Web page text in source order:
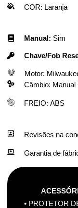
COR: Laranja
Manual: Sim
Chave/Fob
Motor:
Câmbio: Manual
FREIO: ABS
Revisões na
Garantia de
• PROTETOR